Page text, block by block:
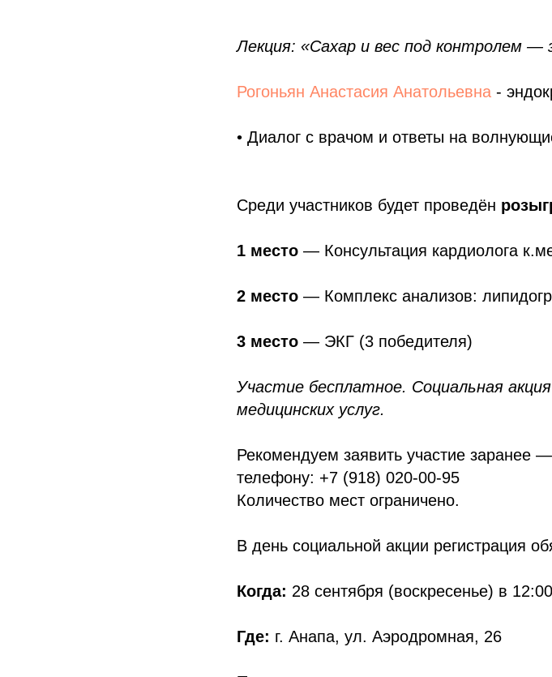
Лекция: «Сахар и вес под контролем —
Рогоньян Анастасия Анатольевна -
• Диалог с врачом и ответы на
Среди участников будет проведён
1 место — Консультация кардиолога
2 место — Комплекс анализов:
3 место — ЭКГ (3 победителя)
Участие бесплатное. Социальная
медицинских услуг.
Рекомендуем заявить участие заранее
телефону: +7 (918) 020-00-95
Количество мест ограничено.
В день социальной акции регистрация
Когда: 28 сентября (воскресенье) в 12:00
Где: г. Анапа, ул. Аэродромная, 26